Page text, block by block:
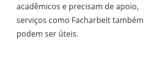
acadêmicos e precisam de apoio,
serviços como Facharbeittambém
podem ser úteis.